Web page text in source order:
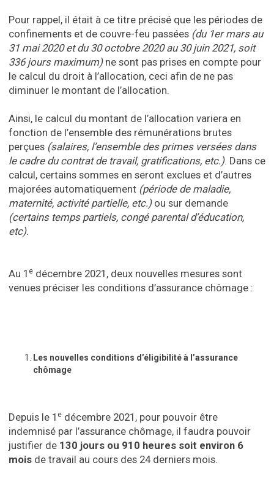
Pour rappel, il était à ce titre précisé que les périodes de
confinements et de couvre-feu passées (du 1er mars au
31 mai 2020 et du 30 octobre 2020 au 30 juin 2021, soit
336 jours maximum)ne sont pas prises en compte pour
le calcul du droit à l’allocation, ceci afin de ne pas
diminuer le montant de l’allocation.
Ainsi, le calcul du montant de l’allocation variera en
fonction de l’ensemble des rémunérations brutes
perçues (salaires, l’ensemble des primes versées dans
le cadre du contrat de travail, gratifications, etc.). Dans ce
calcul, certains sommes en seront exclues et d’autres
majorées automatiquement (période de maladie,
maternité, activité partielle, etc.) ou sur demande
(certains temps partiels, congé parental d’éducation,
etc).
Au 1 e décembre 2021, deux nouvelles mesures sont
venues préciser les conditions d’assurance chômage :
Les nouvelles conditions d’éligibilité à l’assurance
chômage
Depuis le 1 e décembre 2021, pour pouvoir être
indemnisé par l’assurance chômage, il faudra pouvoir
justifier de 130 jours ou 910 heures soit environ 6
mois de travail au cours des 24 derniers mois.